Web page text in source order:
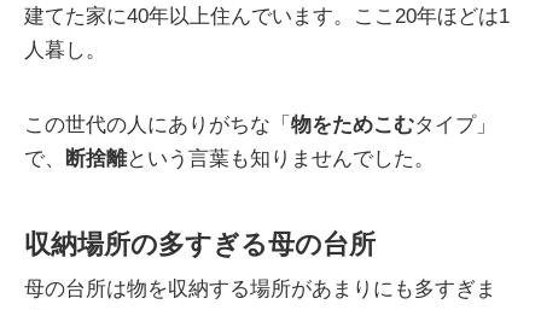
建てた家に40年以上住んでいます。ここ20年ほどは1
人暮し。
この世代の人にありがちな「 物をためこむタイプ」
で、
断捨離という言葉も知りませんでした。
収納場所の多すぎる母の台所
母の台所は物を収納する場所があまりにも多すぎま